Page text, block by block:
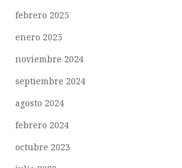
febrero 2025
enero 2025
noviembre 2024
septiembre 2024
agosto 2024
febrero 2024
octubre 2023